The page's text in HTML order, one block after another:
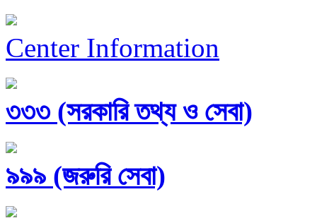
Center Information
৩৩৩ (সরকারি তথ্য ও সেবা)
৯৯৯ (জরুরি সেবা)